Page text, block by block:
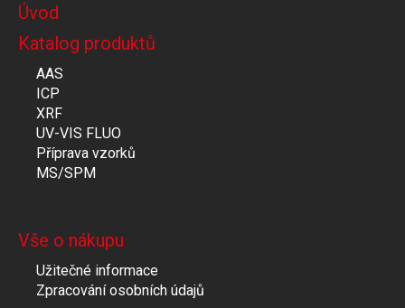
Úvod
Katalog produktů
AAS
ICP
XRF
UV-VIS FLUO
Příprava vzorků
MS/SPM
Vše o nákupu
Užitečné informace
Zpracování osobních údajů